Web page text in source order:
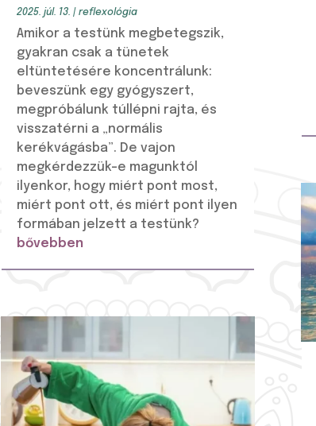
2025. júl. 13. | reflexológia
Amikor a testünk megbetegszik,
gyakran csak a tünetek
eltüntetésére koncentrálunk:
beveszünk egy gyógyszert,
megpróbálunk túllépni rajta, és
visszatérni a „normális
kerékvágásba”. De vajon
megkérdezzük-e magunktól
ilyenkor, hogy miért pont most,
miért pont ott, és miért pont ilyen
formában jelzett a testünk?
bővebben